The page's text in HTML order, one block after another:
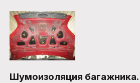
Шумоизоляция багажника.